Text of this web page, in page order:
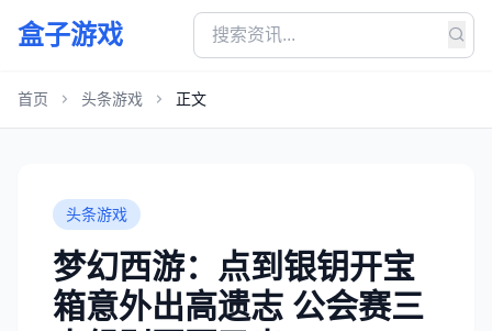
盒子游戏
首页 头条游戏 正文
头条游戏
梦幻西游：点到银钥开宝
箱意外出高遗志 公会赛三